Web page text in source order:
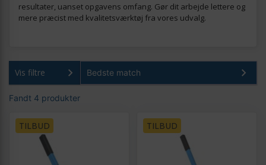
resultater, uanset opgavens omfang. Gør dit arbejde lettere og
mere præcist med kvalitetsværktøj fra vores udvalg.
Vis filtre
Fandt 4 produkter
TILBUD TILBUD